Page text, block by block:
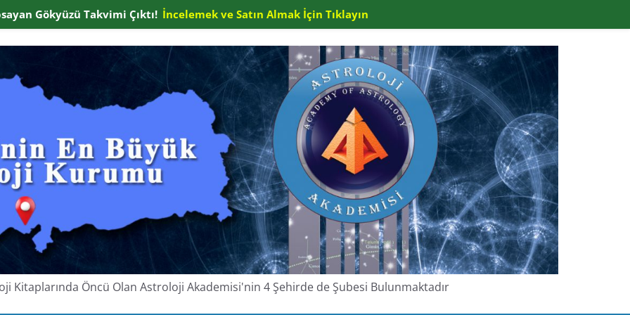
Kitaplarında Öncü Olan Astroloji Akademisi'nin 4 Şehirde de Şubesi Bulunmaktadır
Gökyüzü Takvimi Çıktı! İncelemek ve Satın Almak İçin Tıklayın